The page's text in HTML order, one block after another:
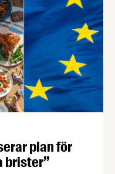
plan för
brister”